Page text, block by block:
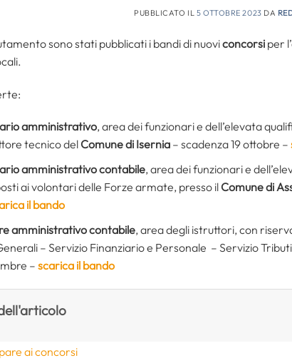
PUBBLICATO IL 5 OTTOBRE 2023 DA
sono stati pubblicati i bandi di nuoviconcorsi per
amministrativo, area dei funzionari e dell’elevata
tecnico del Comune di Isernia– scadenza 19 ottobre –
amministrativo contabile, area dei funzionari e
ai volontari delle Forze armate, presso il Comune di
il bando
amministrativo contabile, area degli istruttori, con
– Servizio Finanziario e Personale – Servizio
– scarica il bando
ai concorsi